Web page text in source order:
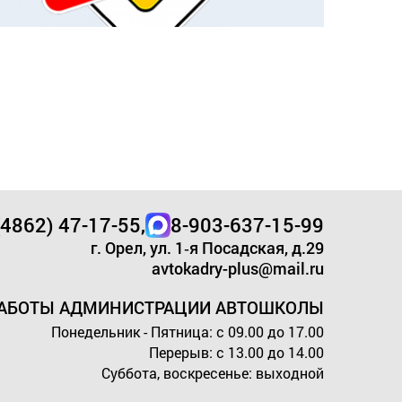
47-17-55, 8-903-637-15-99
г. Орел, ул. 1‑я Посадская, д.29
avtokadry-plus@mail.ru
АДМИНИСТРАЦИИ АВТОШКОЛЫ
Понедельник - Пятница: с 09.00 до 17.00
Перерыв: с 13.00 до 14.00
Суббота, воскресенье: выходной